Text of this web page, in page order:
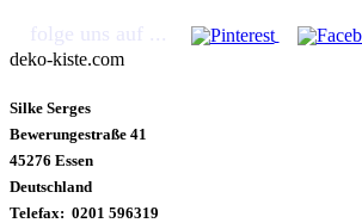
folge uns auf ...
deko-kiste.com
Silke Serges
Bewerungestraße 41
45276 Essen
Deutschland
Telefax: 0201 596319